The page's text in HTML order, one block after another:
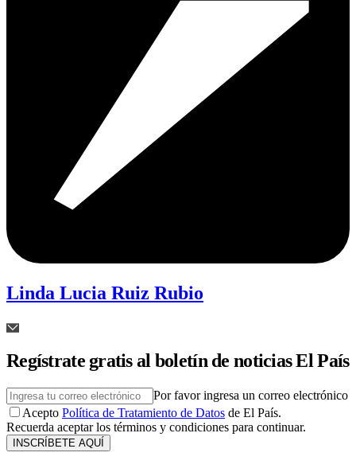
Linda Lucia Ruiz Rubio
Regístrate gratis al boletín de noticias El País
Por favor ingresa un correo electrónico
Acepto Política de Tratamiento de Datos de El País.
Recuerda aceptar los términos y condiciones para continuar.
INSCRÍBETE AQUÍ